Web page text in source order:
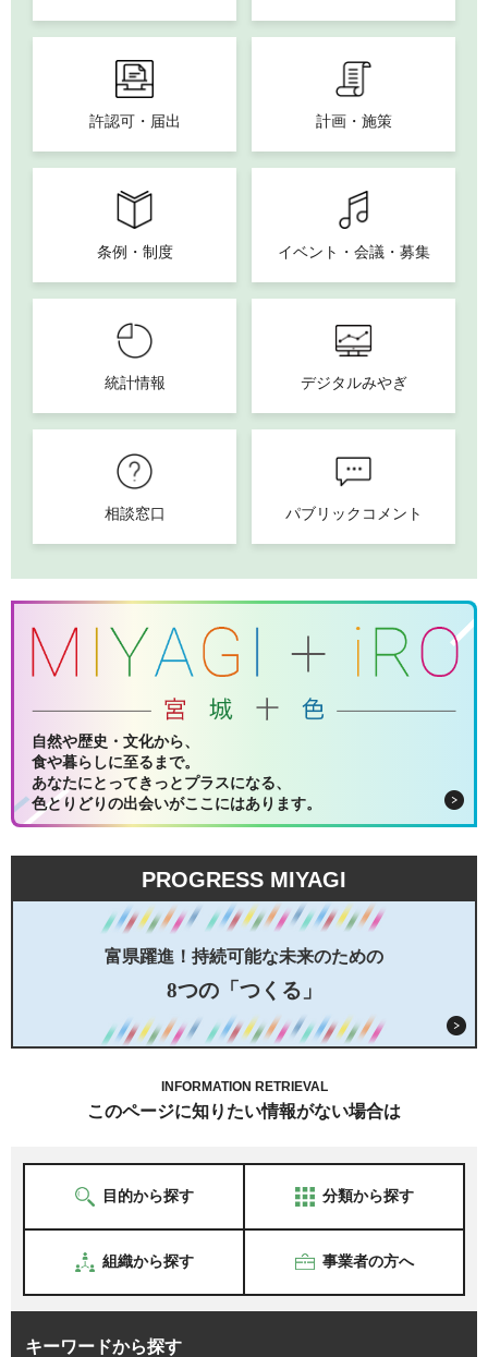
許認可・届出 計画・施策
条例・制度 イベント・会議・募集
統計情報 デジタルみやぎ
相談窓口 パブリックコメント
自然や歴史・文化から、
食や暮らしに至るまで。
あなたにとってきっとプラスになる、
色とりどりの出会いがここにはあります。
PROGRESS MIYAGI
富県躍進！持続可能な未来のための
8つの「つくる」
INFORMATION RETRIEVAL
このページに知りたい情報がない場合は
目的から探す 分類から探す
組織から探す 事業者の方へ
キーワードから探す